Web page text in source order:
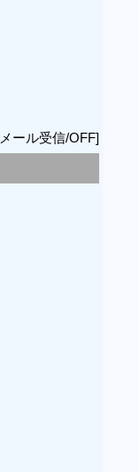
ール受信/OFF]